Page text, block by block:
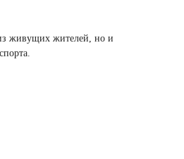
живущих жителей, но и